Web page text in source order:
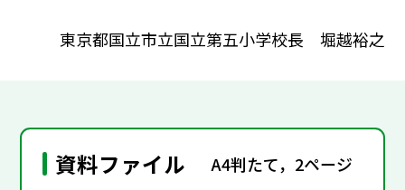
東京都国立市立国立第五小学校長 堀越裕之
資料ファイル A4判たて，2ページ